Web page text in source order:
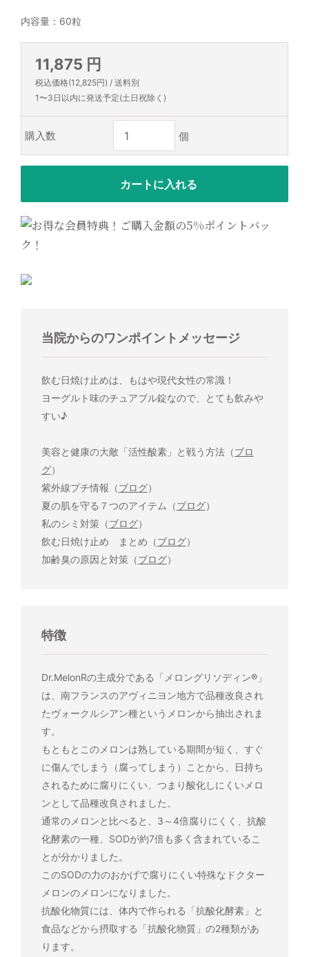
内容量：60粒
11,875 円
税込価格(12,825円) / 送料別
1〜3日以内に発送予定(土日祝除く)
購入数
当院からのワンポイントメッセージ
飲む日焼け止めは、もはや現代女性の常識！
ヨーグルト味のチュアブル錠なので、とても飲みや
すい♪
美容と健康の大敵「活性酸素」と戦う方法（ブロ
グ）
紫外線プチ情報（ブログ）
夏の肌を守る７つのアイテム（ブログ）
私のシミ対策（ブログ）
飲む日焼け止め まとめ（ブログ）
加齢臭の原因と対策（ブログ）
特徴
Dr.MelonRの主成分である「メロングリソディン®」
は、南フランスのアヴィニヨン地方で品種改良され
たヴォークルシアン種というメロンから抽出されま
す。
もともとこのメロンは熟している期間が短く、すぐ
に傷んでしまう（腐ってしまう）ことから、日持ち
されるために腐りにくい、つまり酸化しにくいメロ
ンとして品種改良されました。
通常のメロンと比べると、3～4倍腐りにくく、抗酸
化酵素の一種、SODが約7倍も多く含まれているこ
とが分かりました。
このSODの力のおかげで腐りにくい特殊なドクター
メロンのメロンになりました。
抗酸化物質には、体内で作られる「抗酸化酵素」と
食品などから摂取する「抗酸化物質」の2種類があ
ります。